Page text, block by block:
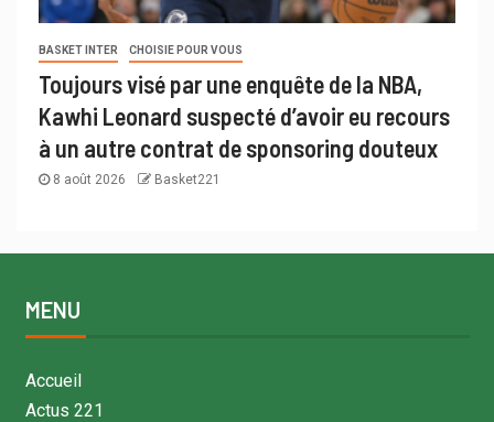
BASKET INTER CHOISIE POUR VOUS
Toujours visé par une enquête de la NBA,
Kawhi Leonard suspecté d’avoir eu recours
à un autre contrat de sponsoring douteux
8 août 2026 Basket221
MENU
Accueil
Actus 221